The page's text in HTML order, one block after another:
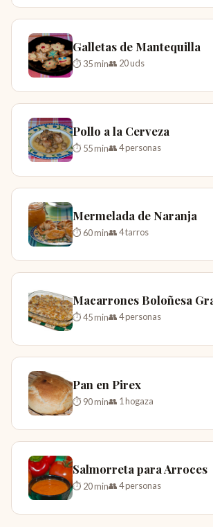
Galletas de Mantequilla
⏱ 35 min👥 20 uds
Pollo a la Cerveza
⏱ 55 min👥 4 personas
Mermelada de Naranja
⏱ 60 min👥 4 tarros
Macarrones Boloñesa
⏱ 45 min👥 4 personas
Pan en Pirex
⏱ 90 min👥 1 hogaza
Salmorreta para Arroces
⏱ 20 min👥 4 personas